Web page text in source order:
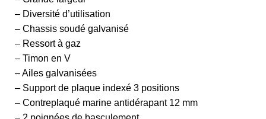
– Diversité d’utilisation
– Chassis soudé galvanisé
– Ressort à gaz
– Timon en V
– Ailes galvanisées
– Support de plaque indexé 3 positions
– Contreplaqué marine antidérapant 12 mm